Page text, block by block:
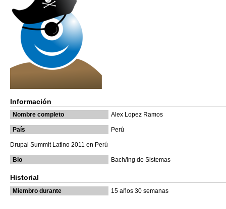
Información
Nombre completo Alex Lopez Ramos
País Perú
Drupal Summit Latino 2011 en Perú
Bio Bach/ing de Sistemas
Historial
Miembro durante 15 años 30 semanas